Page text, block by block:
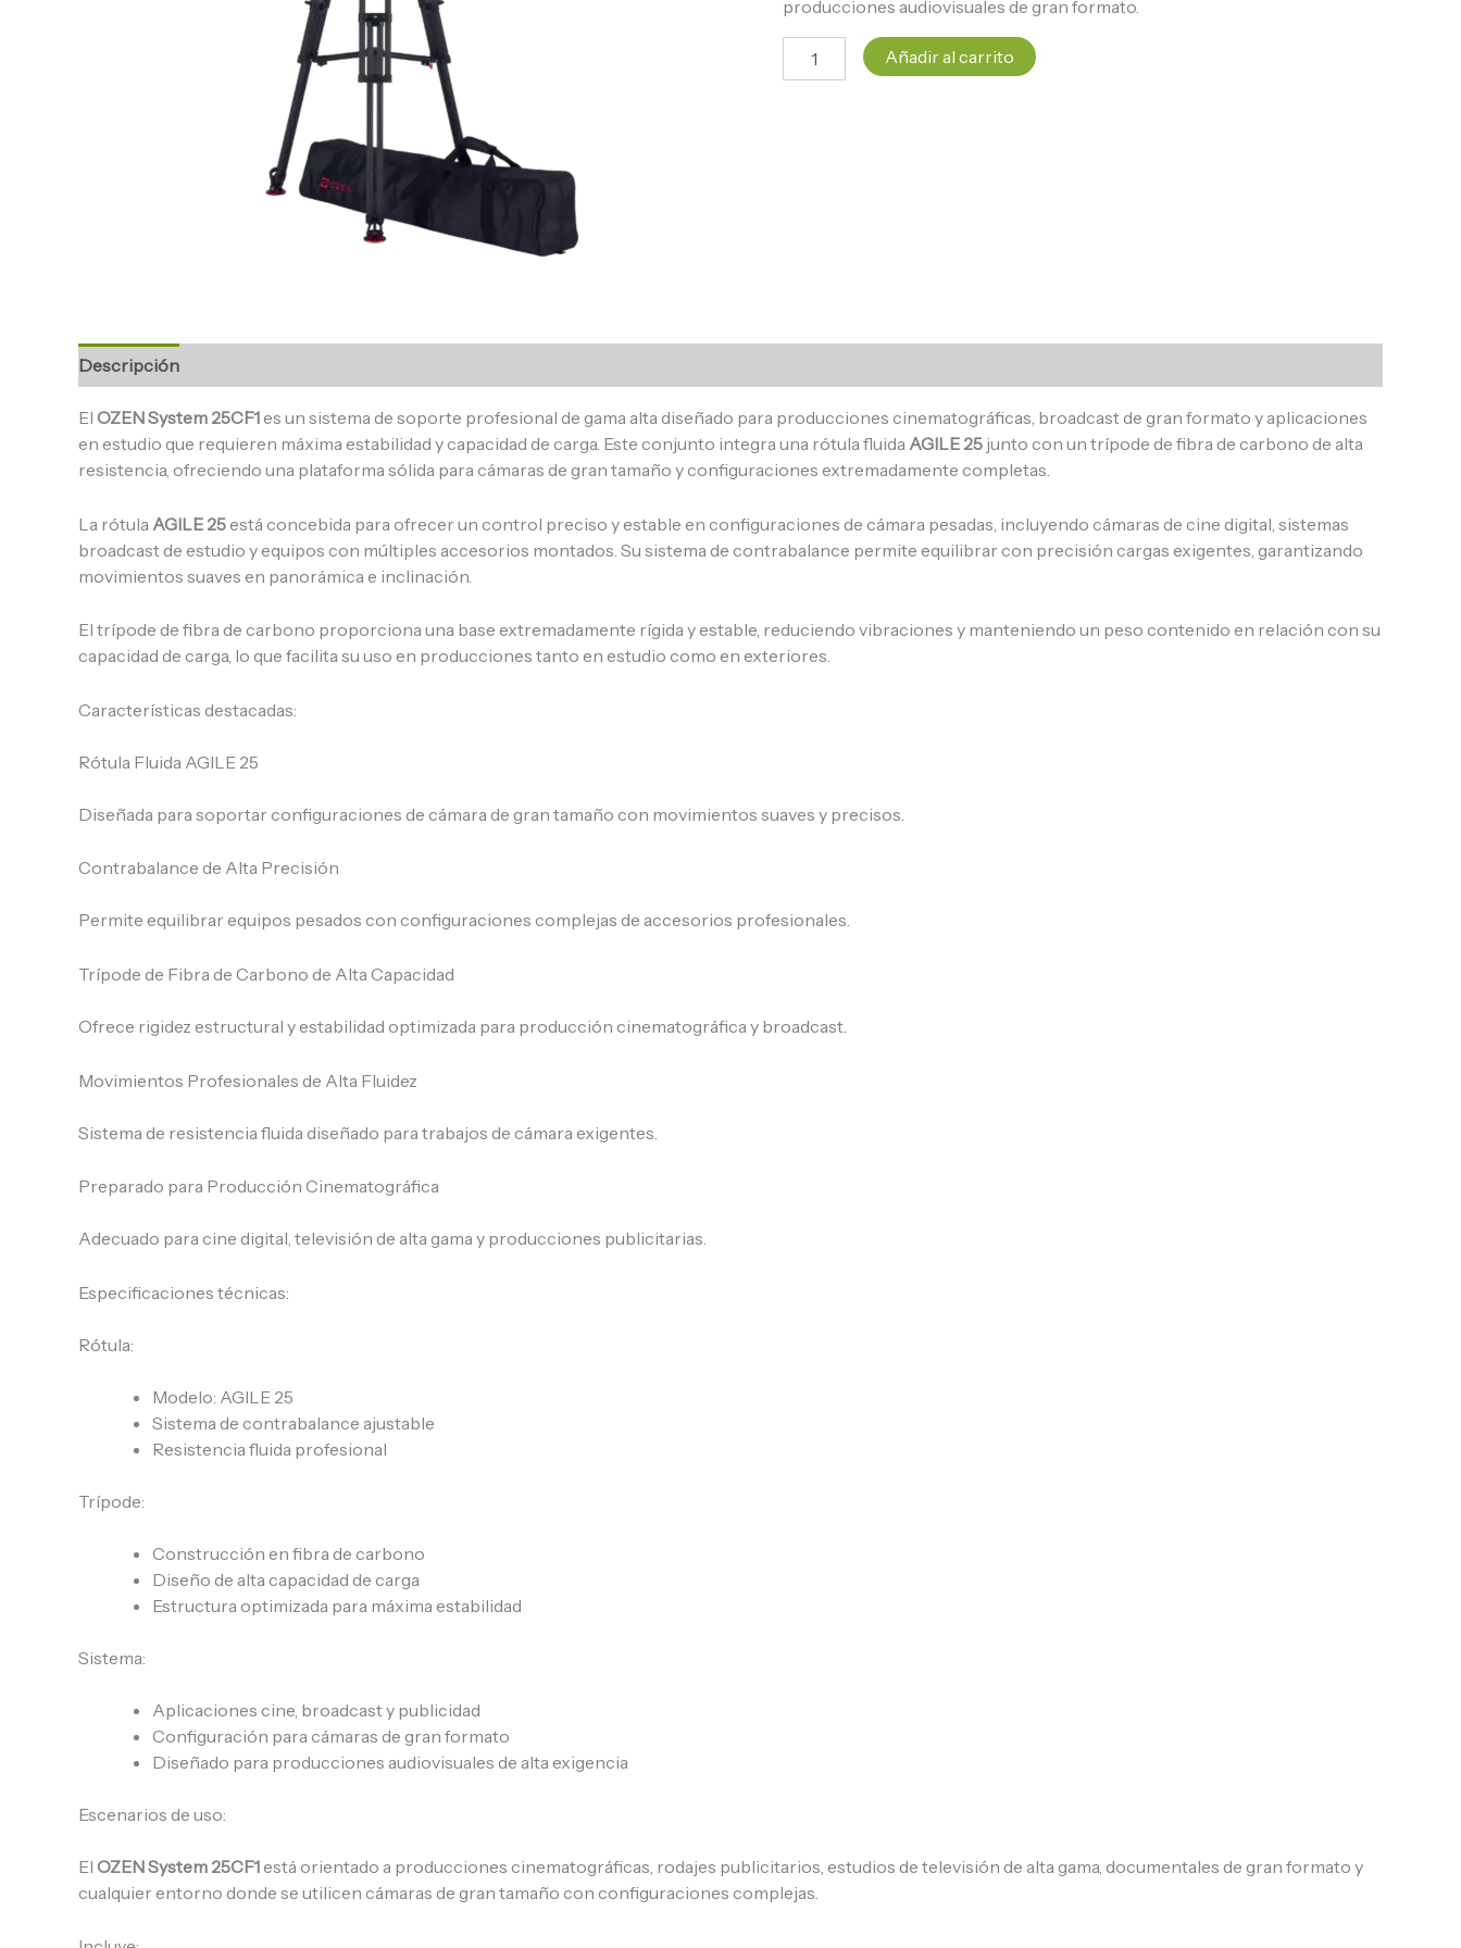
producciones audiovisuales de gran formato.
Añadir al carrito
Descripción
El OZEN System 25CF1es un sistema de soporte profesional de gama alta diseñado para producciones cinematográficas, broadcast de gran formato y aplicaciones
en estudio que requieren máxima estabilidad y capacidad de carga. Este conjunto integra una rótula fluida AGILE 25 junto con un trípode de fibra de carbono de alta
resistencia, ofreciendo una plataforma sólida para cámaras de gran tamaño y configuraciones extremadamente completas.
La rótula AGILE 25está concebida para ofrecer un control preciso y estable en configuraciones de cámara pesadas, incluyendo cámaras de cine digital, sistemas
broadcast de estudio y equipos con múltiples accesorios montados. Su sistema de contrabalance permite equilibrar con precisión cargas exigentes, garantizando
movimientos suaves en panorámica e inclinación.
El trípode de fibra de carbono proporciona una base extremadamente rígida y estable, reduciendo vibraciones y manteniendo un peso contenido en relación con su
capacidad de carga, lo que facilita su uso en producciones tanto en estudio como en exteriores.
Características destacadas:
Rótula Fluida AGILE 25
Diseñada para soportar configuraciones de cámara de gran tamaño con movimientos suaves y precisos.
Contrabalance de Alta Precisión
Permite equilibrar equipos pesados con configuraciones complejas de accesorios profesionales.
Trípode de Fibra de Carbono de Alta Capacidad
Ofrece rigidez estructural y estabilidad optimizada para producción cinematográfica y broadcast.
Movimientos Profesionales de Alta Fluidez
Sistema de resistencia fluida diseñado para trabajos de cámara exigentes.
Preparado para Producción Cinematográfica
Adecuado para cine digital, televisión de alta gama y producciones publicitarias.
Especificaciones técnicas:
Rótula:
Modelo: AGILE 25
Sistema de contrabalance ajustable
Resistencia fluida profesional
Trípode:
Construcción en fibra de carbono
Diseño de alta capacidad de carga
Estructura optimizada para máxima estabilidad
Sistema:
Aplicaciones cine, broadcast y publicidad
Configuración para cámaras de gran formato
Diseñado para producciones audiovisuales de alta exigencia
Escenarios de uso:
El OZEN System 25CF1está orientado a producciones cinematográficas, rodajes publicitarios, estudios de televisión de alta gama, documentales de gran formato y
cualquier entorno donde se utilicen cámaras de gran tamaño con configuraciones complejas.